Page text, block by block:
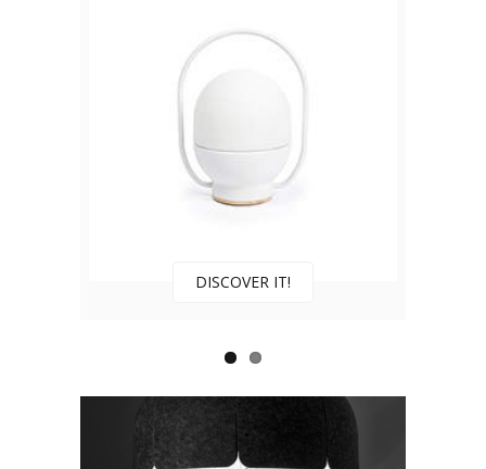
DISCOVER IT!